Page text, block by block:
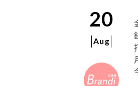
20
Aug